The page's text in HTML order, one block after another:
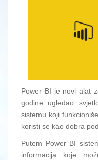
Power BI je novi alat
godine ugledao
sistemu koji
koristi se kao dobra
Putem Power BI
informacija koje